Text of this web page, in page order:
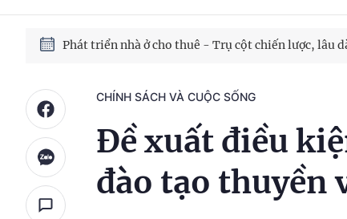
Phát triển nhà ở cho thuê - Trụ cột chiến lược, lâu
CHÍNH SÁCH VÀ CUỘC SỐNG
Đề xuất điều
đào tạo thuyền